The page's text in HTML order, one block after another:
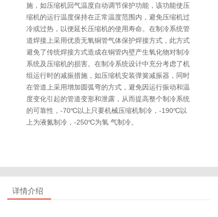
施，如压缩机回气温度自动调节保护功能，该功能使压
缩机的运行温度保持在正常温度范围内，避免压缩机过
冷或过热，以便延长压缩机的使用寿命。在制冷系统管
道焊接上采用优质无氧铜管气体保护焊接方式，此方式
避免了传统焊接方式造成在铜管内壁产生氧化物对制冷
系统及压缩机的损害。在制冷系统设计中充分考虑了机
组运行时的减振措施，如压缩机安装弹簧减振器，同时
在管道上采用增加圆弧弯的方式，避免因运行振动和温
度变化引起的管道变形和泄露，从而提高整个制冷系统
的可靠性，-70℃以上只要机械压缩机制冷，-190℃以
上为液氮制冷，-250℃为氢 气制冷。
详情介绍